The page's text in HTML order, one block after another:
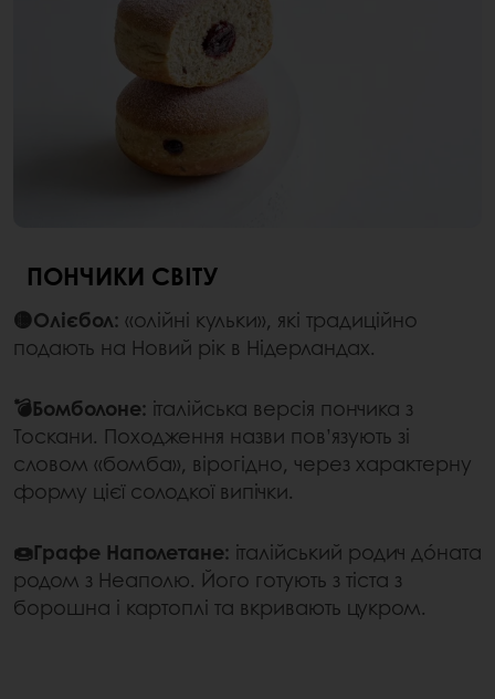
ПОНЧИКИ СВІТУ
🟡Олієбол: «олійні кульки», які традиційно
подають на Новий рік в Нідерландах.
💣Бомболоне: італійська версія пончика з
Тоскани. Походження назви пов’язують зі
словом «бомба», вірогідно, через характерну
форму цієї солодкої випічки.
🍩Графе Наполетане: італійський родич дóната
родом з Неаполю. Його готують з тіста з
борошна і картоплі та вкривають цукром.